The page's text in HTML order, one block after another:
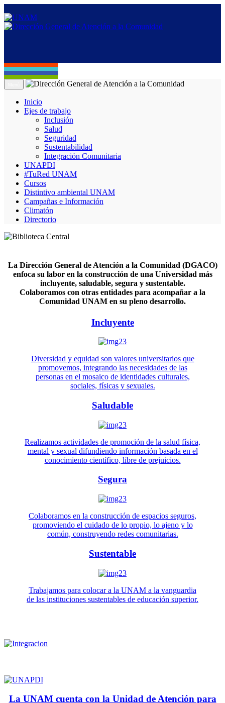
Inicio
Ejes de trabajo
Inclusión
Salud
Seguridad
Sustentabilidad
Integración Comunitaria
UNAPDI
#TuRed UNAM
Cursos
Distintivo ambiental UNAM
Campañas e Información
Climatón
Directorio
La Dirección General de Atención a la Comunidad (DGACO)
enfoca su labor en la construcción de una Universidad más
incluyente, saludable, segura y sustentable.
Colaboramos con otras entidades para acompañar a la
Comunidad UNAM en su pleno desarrollo.
Incluyente
Diversidad y equidad son valores universitarios que
promovemos, integrando las necesidades de las
personas en el mosaico de identidades culturales,
sociales, físicas y sexuales.
Saludable
Realizamos actividades de promoción de la salud física,
mental y sexual difundiendo información basada en el
conocimiento científico, libre de prejuicios.
Segura
Colaboramos en la construcción de espacios seguros,
promoviendo el cuidado de lo propio, lo ajeno y lo
común, construyendo redes comunitarias.
Sustentable
Trabajamos para colocar a la UNAM a la vanguardia
de las instituciones sustentables de educación superior.
La UNAM cuenta con la Unidad de Atención para